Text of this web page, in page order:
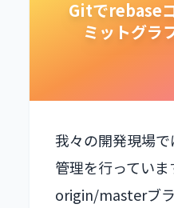
Gitでrebase
ミットグラ
我々の開発現場
管理を行っていま
origin/masterブ